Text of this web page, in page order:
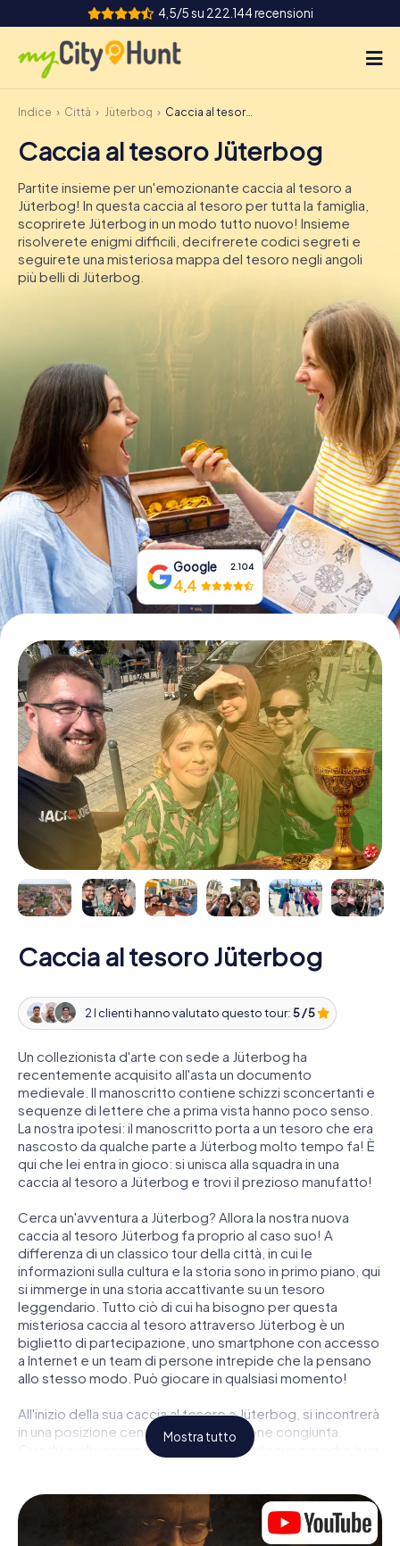
4,5/5 su 222.144 recensioni
Come funziona
Città
Tour
Team Building
Biglietti
DE
IE
IT
Prenota Biglietti
Acquista i Voucher
Indice Città Jüterbog Caccia al tesoro Jüterbog
Caccia al tesoro Jüterbog
Partite insieme per un'emozionante caccia al tesoro a
Jüterbog! In questa caccia al tesoro per tutta la famiglia,
scoprirete Jüterbog in un modo tutto nuovo! Insieme
risolverete enigmi difficili, decifrerete codici segreti e
seguirete una misteriosa mappa del tesoro negli angoli
più belli di Jüterbog.
Google 2.104
4,4
Caccia al tesoro Jüterbog
2 I clienti hanno valutato questo tour:5 / 5
Un collezionista d'arte con sede a Jüterbog ha
recentemente acquisito all'asta un documento
medievale. Il manoscritto contiene schizzi sconcertanti e
sequenze di lettere che a prima vista hanno poco senso.
La nostra ipotesi: il manoscritto porta a un tesoro che era
nascosto da qualche parte a Jüterbog molto tempo fa! È
qui che lei entra in gioco: si unisca alla squadra in una
caccia al tesoro a Jüterbog e trovi il prezioso manufatto!
Cerca un'avventura a Jüterbog? Allora la nostra nuova
caccia al tesoro Jüterbog fa proprio al caso suo! A
differenza di un classico tour della città, in cui le
informazioni sulla cultura e la storia sono in primo piano, qui
si immerge in una storia accattivante su un tesoro
leggendario. Tutto ciò di cui ha bisogno per questa
misteriosa caccia al tesoro attraverso Jüterbog è un
biglietto di partecipazione, uno smartphone con accesso
a Internet e un team di persone intrepide che la pensano
allo stesso modo. Può giocare in qualsiasi momento!
All'inizio della sua caccia al tesoro a Jüterbog, si incontrerà
in una posizione centrale per una riunione congiunta.
Quindi i ruoli vengono distribuiti. Chi della sua squadra è un
caccia al tesoro a Jüterbog c'è un ruolo adatto per ogni
giocatore.
Mostra tutto